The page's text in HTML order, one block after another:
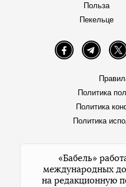
Польза
Пекельце
FacebookTelegram
Политика
Политика
Политика
«Бабель»
международных
на редакционную